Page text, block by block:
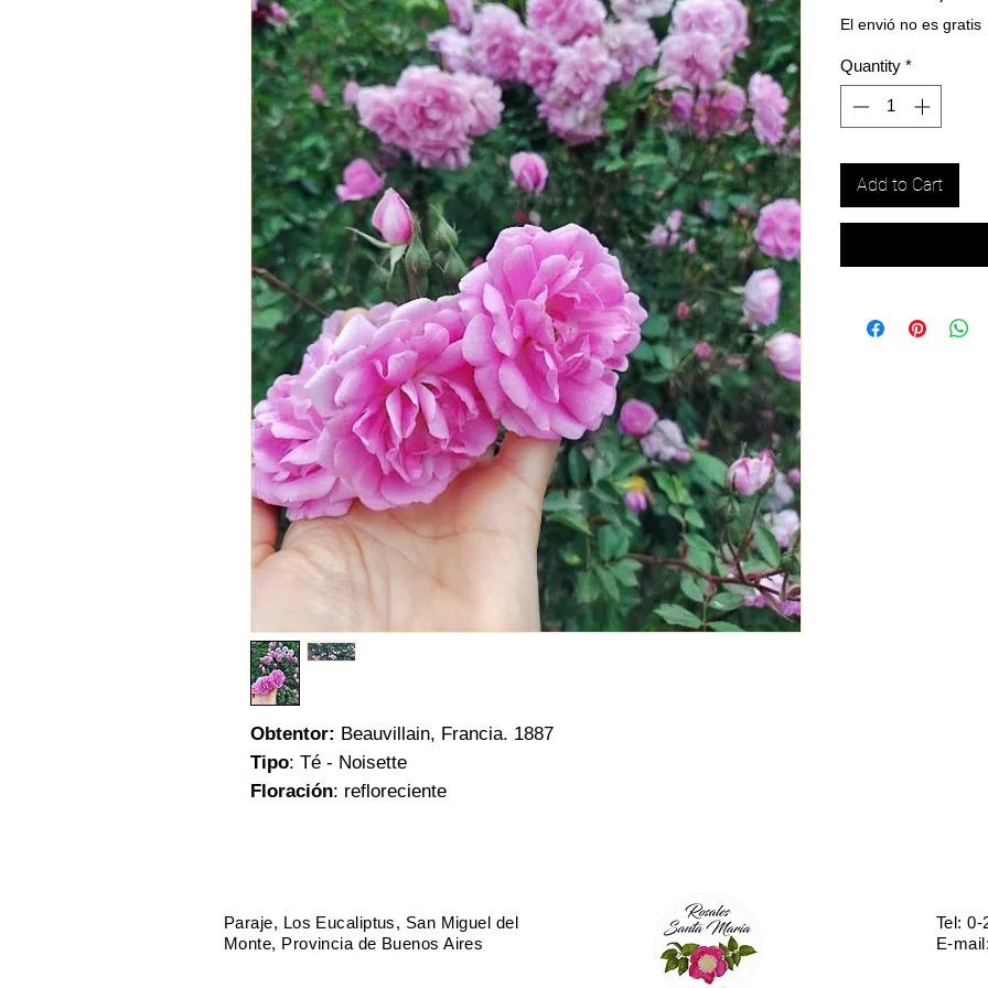
Obtentor: Beauvillain, Francia. 1887
Tipo: Té - Noisette
Floración: refloreciente
arbusto vigoroso, con espinas. Follaje verde medio.
Dimensiones: hasta 180 cm de ancho x 300 de alto.
El envió no es gratis
Quantity *
Add to Cart
Paraje, Los Eucaliptus, San Miguel del
Monte, Provincia de Buenos Aires
Tel: 0-
E-mail: